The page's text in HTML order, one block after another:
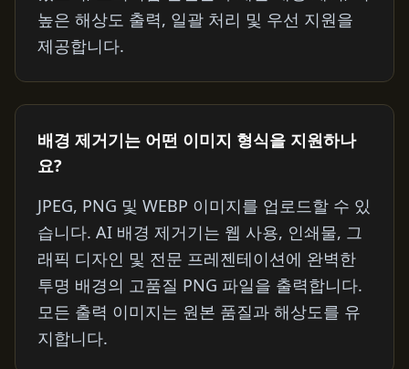
높은 해상도 출력, 일괄 처리 및 우선 지원을
제공합니다.
배경 제거기는 어떤 이미지 형식을 지원하나
요?
JPEG, PNG 및 WEBP 이미지를 업로드할 수 있
습니다. AI 배경 제거기는 웹 사용, 인쇄물, 그
래픽 디자인 및 전문 프레젠테이션에 완벽한
투명 배경의 고품질 PNG 파일을 출력합니다.
모든 출력 이미지는 원본 품질과 해상도를 유
지합니다.